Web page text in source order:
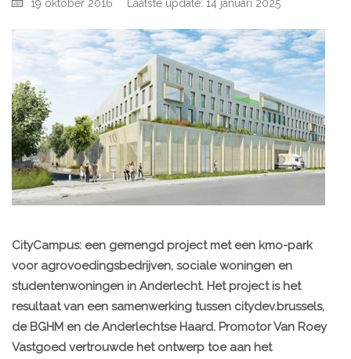
19 oktober 2016 Laatste update: 14 januari 2025
CityCampus: een gemengd project met een kmo-park
voor agrovoedingsbedrijven, sociale woningen en
studentenwoningen in Anderlecht. Het project is het
resultaat van een samenwerking tussen citydev.brussels,
de BGHM en de Anderlechtse Haard. Promotor Van Roey
Vastgoed vertrouwde het ontwerp toe aan het